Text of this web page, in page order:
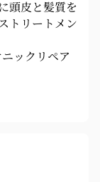
頭皮と髪質を
トリートメン
ックリペア